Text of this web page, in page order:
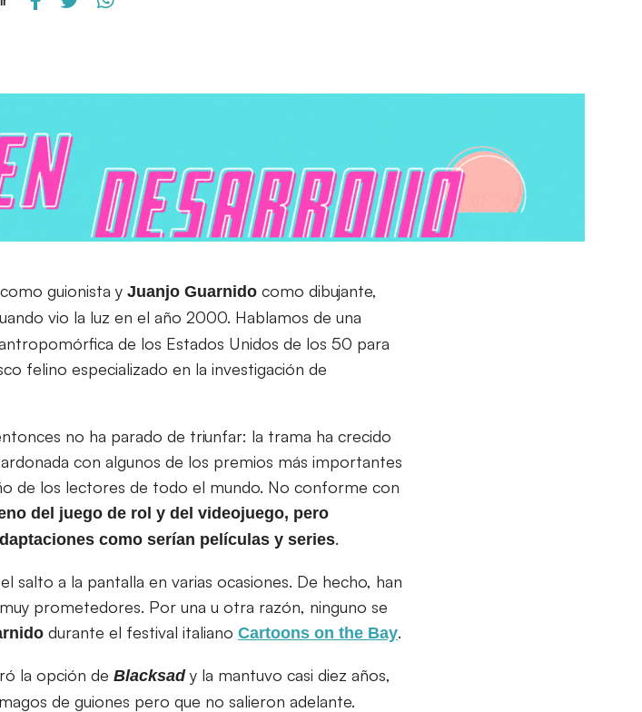
como guionista y Juanjo Guarnido como dibujante,
vio la luz en el año 2000. Hablamos de una
de los Estados Unidos de los 50 para
felino especializado en la investigación de
no ha parado de triunfar: la trama ha crecido
con algunos de los premios más importantes
de los lectores de todo el mundo. No conforme con
del juego de rol y del videojuego, pero
como serían películas y series.
salto a la pantalla en varias ocasiones. De hecho, han
prometedores. Por una u otra razón, ninguno se
durante el festival italiano Cartoons on the Bay.
la opción de Blacksad y la mantuvo casi diez años,
de guiones pero que no salieron adelante.